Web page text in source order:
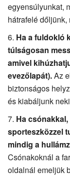
egyensúlyunkat,
hátrafelé dőljünk,
Ha a fuldokló
túlságosan
amivel
evezőlapát).Az
biztonságos
és kiabáljunk
Ha
sporteszközzel
mindig a
Csónakoknál a
oldalnál emeljük